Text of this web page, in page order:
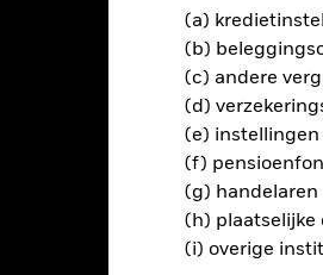
(a)
(b)
(c) andere
(d)
(e) instellingen
(f)
(g)
(h) plaatselijke
(i) overige
zijn, behoren politiek en
uit te sluiten die zich
Beleggers dienen daarom
van het Fonds. Een dergelijke
met een fonds zonder een
van dit fonds gebruiken derivaten
besmettingsrisico (ook bekend als
het uitklapvakje direct onder de
valutahedging worden aangegeven
aandelenklassen met